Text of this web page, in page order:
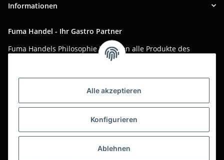
Alle akzeptieren
Konfigurieren
Ablehnen
Informationen
Fuma Handel - Ihr Gastro Partner
Fuma Handels Philosophie ist, Ihnen alle Produkte des
täglichen Gastro-Alltags zu günstigen Online-Preisen mit
Asiatika, Gastraum-Dekorationen, Tischgedeck, Servietten,
weltweit um Ihnen das perfekte Produkt zum optimalen Preis
Seit über 20 Jahren sind wir für Sie im Einsatz!